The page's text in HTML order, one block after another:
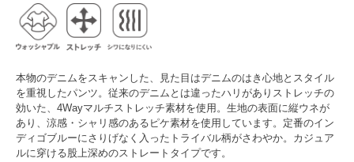
本物のデニムをスキャンした、見た目はデニムのはき心地とスタイル
を重視したパンツ。従来のデニムとは違ったハリがありストレッチの
効いた、4Wayマルチストレッチ素材を使用。生地の表面に縦ウネが
あり、涼感・シャリ感のあるピケ素材を使用しています。定番のイン
ディゴブルーにさりげなく入ったトライバル柄がさわやか。カジュア
ルに穿ける股上深めのストレートタイプです。